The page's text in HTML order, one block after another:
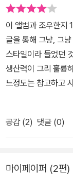
이 앨범과 조우한지
글을 통해 그냥, 그
스타일이라 들었던
생산력이 그리 훌륭
느정도는 참고하고
스튜디오인지에서
ecm스럽지 않긴 했
음의 기술이 그리 필
을 앓았던 휴식기를
공감 (2) 댓글 (0)
마이페이퍼 (2편)